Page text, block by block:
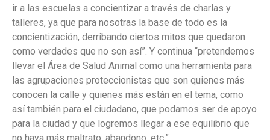
ir a las escuelas a concientizar a través de charlas y
talleres, ya que para nosotras la base de todo es la
concientización, derribando ciertos mitos que quedaron
como verdades que no son así”. Y continua “pretendemos
llevar el Área de Salud Animal como una herramienta para
las agrupaciones proteccionistas que son quienes más
conocen la calle y quienes más están en el tema, como
así también para el ciudadano, que podamos ser de apoyo
para la ciudad y que logremos llegar a ese equilibrio que
no haya más maltrato, abandono, etc.”.